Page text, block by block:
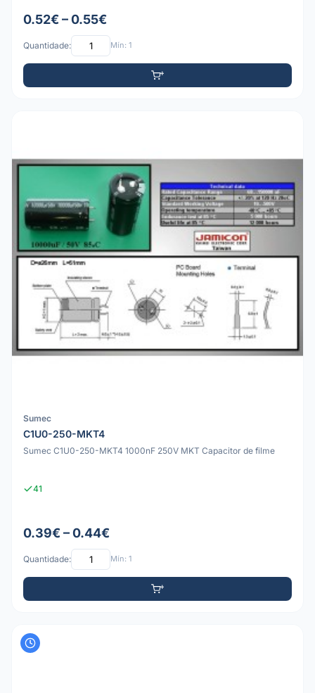
0.52€ – 0.55€
Quantidade: Mín: 1
Sumec
C1U0-250-MKT4
Sumec C1U0-250-MKT4 1000nF 250V MKT Capacitor de filme
41
0.39€ – 0.44€
Quantidade: Mín: 1